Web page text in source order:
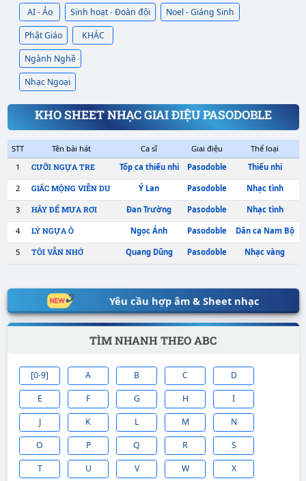
AI - Ảo
Sinh hoạt - Đoàn đội
Noel - Giáng Sinh
Phật Giáo
KHÁC
Ngành Nghề
Nhạc Ngoại
KHO SHEET NHẠC GIAI ĐIỆU PASODOBLE
STT Tên bài hát Ca sĩ
Giai điệu
CƯỠI NGỰA TRE Tốp ca thiếu nhi
2 GIẤC MỘNG VIỄN DU Ý Lan Pasodoble
3 HÃY ĐỂ MƯA RƠI Đan Trường Pasodoble
LÝ NGỰA Ô Ngọc Ánh Pasodoble
TÔI VẪN NHỚ Quang Dũng Pasodoble
Yêu cầu hợp âm & Sheet nhạc
TÌM NHANH THEO ABC
[0-9] A B C
D
E
F G H
I
J
K L M
N
O
P Q R
S
T
U V W
X